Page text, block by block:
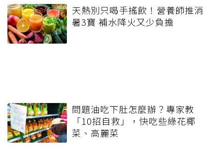
天熱別只喝手搖飲！營養師推消
暑3寶 補水降火又少負擔
問題油吃下肚怎麼辦？專家教
「10招自救」，快吃些綠花椰
菜、高麗菜